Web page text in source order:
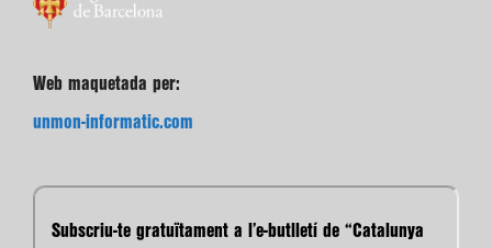
Web maquetada per:
unmon-informatic.com
Subscriu-te gratuïtament a l’e-butlletí de “Catalunya